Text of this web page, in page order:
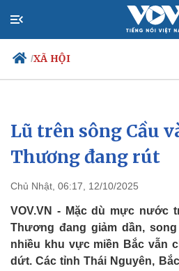
/XÃ HỘI
Chính trị
Đảng
Tổ chức nhân sự
Nhận diện sự thật
Lũ trên sông Cầu
Thương đang rút
Chủ Nhật, 06:17, 12/10/2025
VOV.VN - Mặc dù mực nước
Thương đang giảm dần,
nhiều khu vực miền Bắc vẫn
dứt. Các tỉnh Thái Nguyên,